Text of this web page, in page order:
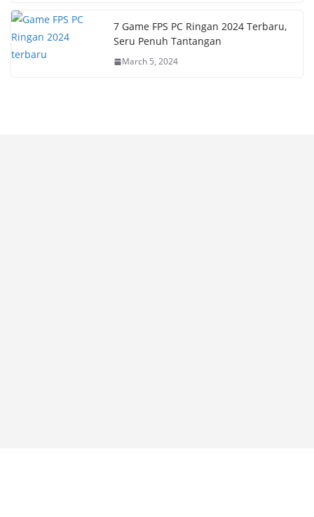
7 Game FPS PC Ringan 2024 Terbaru,
Seru Penuh Tantangan
March 5, 2024